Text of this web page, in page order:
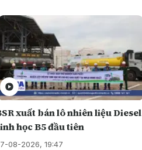
xuất bán lô nhiên liệu Diesel
học B5 đầu tiên
08-2026, 19:47